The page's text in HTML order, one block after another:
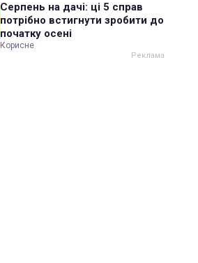
Серпень на дачі: ці 5 справ
потрібно встигнути зробити до
початку осені
Корисне